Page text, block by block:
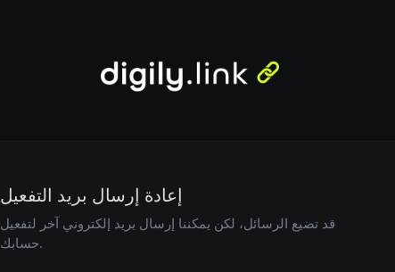
إعادة إرسال بريد التفعيل
قد تضيع الرسائل، لكن يمكننا إرسال بريد إلكتروني آخر لتفعيل
حسابك.